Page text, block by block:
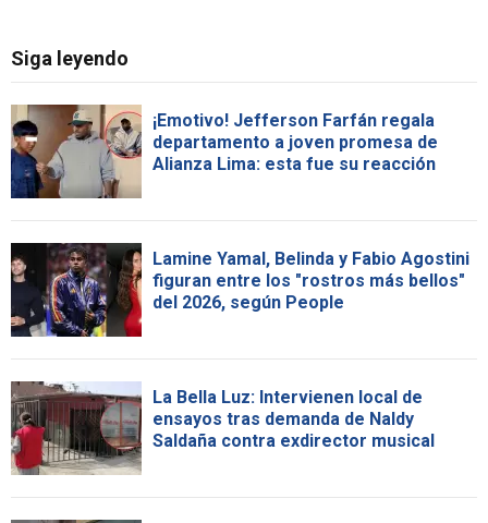
Siga leyendo
¡Emotivo! Jefferson Farfán regala
departamento a joven promesa de
Alianza Lima: esta fue su reacción
Lamine Yamal, Belinda y Fabio Agostini
figuran entre los "rostros más bellos"
del 2026, según People
La Bella Luz: Intervienen local de
ensayos tras demanda de Naldy
Saldaña contra exdirector musical